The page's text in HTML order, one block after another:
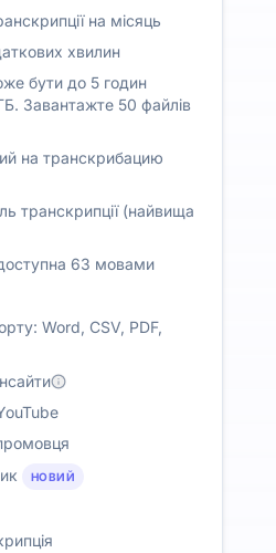
на місяць
хвилин
бути до 5 годин
Завантажте 50 файлів
на транскрибацию
транскрипції (найвища
63 мовами
Word, CSV, PDF,
НОВИЙ